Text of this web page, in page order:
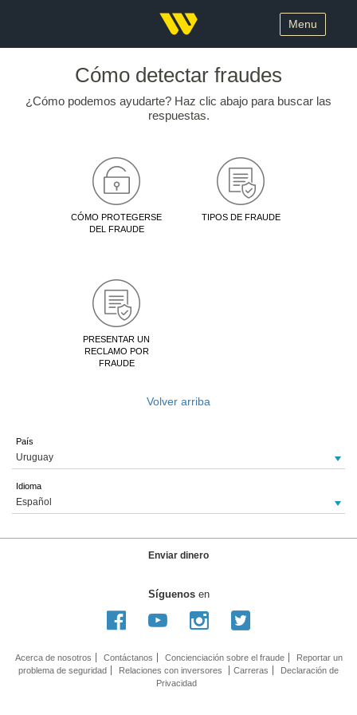
Menu
Cómo detectar fraudes
¿Cómo podemos ayudarte? Haz clic abajo para buscar las
respuestas.
CÓMO PROTEGERSE
DEL FRAUDE
TIPOS DE FRAUDE
PRESENTAR UN
RECLAMO POR
FRAUDE
Volver arriba
País
Uruguay
Idioma
Español
Enviar dinero
Síguenosen
Acerca de nosotros Contáctanos Concienciación sobre el fraude
Reportar un
problema de seguridad
Relaciones con inversores Carreras
Declaración de
Privacidad